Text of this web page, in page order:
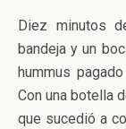
Diez minutos
bandeja y un
hummus
Con una botella
que sucedió a